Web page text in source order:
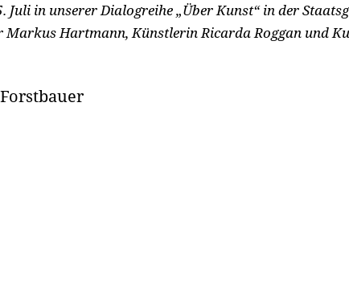
Juli in unserer Dialogreihe „Über Kunst“ in der
Markus Hartmann, Künstlerin Ricarda Roggan und